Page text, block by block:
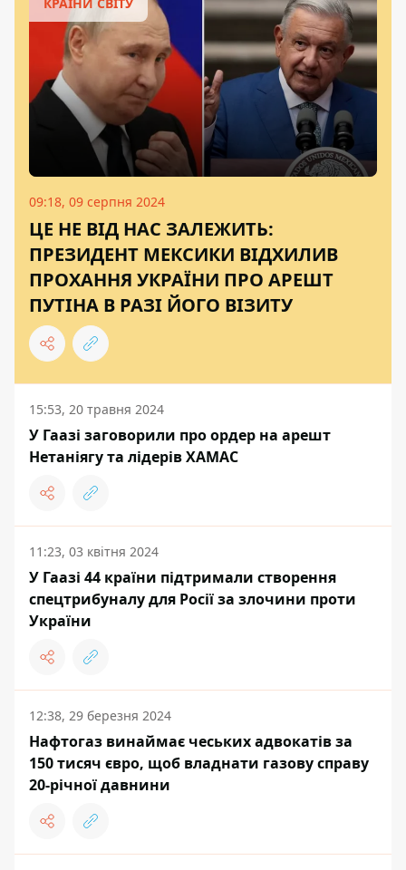
09:18, 09 серпня 2024
ЦЕ НЕ ВІД НАС ЗАЛЕЖИТЬ:
ПРЕЗИДЕНТ МЕКСИКИ ВІДХИЛИВ
ПРОХАННЯ УКРАЇНИ ПРО АРЕШТ
ПУТІНА В РАЗІ ЙОГО ВІЗИТУ
15:53, 20 травня 2024
У Гаазі заговорили про ордер на арешт
Нетаніягу та лідерів ХАМАС
11:23, 03 квітня 2024
У Гаазі 44 країни підтримали створення
спецтрибуналу для Росії за злочини проти
України
12:38, 29 березня 2024
Нафтогаз винаймає чеських адвокатів за
150 тисяч євро, щоб владнати газову справу
20-річної давнини